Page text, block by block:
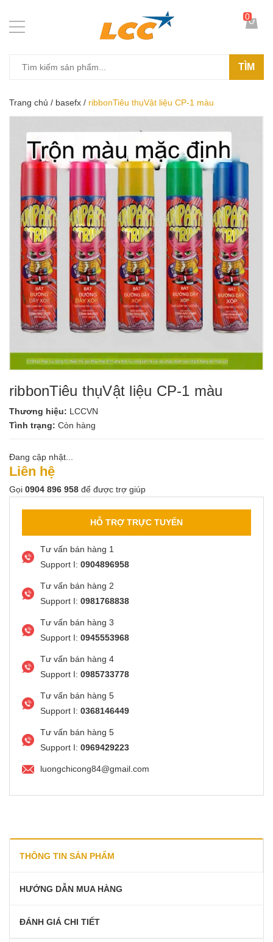
TÌM
0
Trang chủ / basefx / ribbonTiêu thụVật liệu CP-1 màu
ribbonTiêu thụVật liệu CP-1 màu
Thương hiệu: LCCVN
Tình trạng: Còn hàng
Đang cập nhật...
Liên hệ
Gọi 0904 896 958 để được trợ giúp
HỖ TRỢ TRỰC TUYẾN
Tư vấn bán hàng 1
Support I: 0904896958
Tư vấn bán hàng 2
Support I: 0981768838
Tư vấn bán hàng 3
Support I: 0945553968
Tư vấn bán hàng 4
Support I: 0985733778
Tư vấn bán hàng 5
Support I: 0368146449
Tư vấn bán hàng 5
Support I: 0969429223
luongchicong84@gmail.com
THÔNG TIN SẢN PHẨM
HƯỚNG DẪN MUA HÀNG
ĐÁNH GIÁ CHI TIẾT